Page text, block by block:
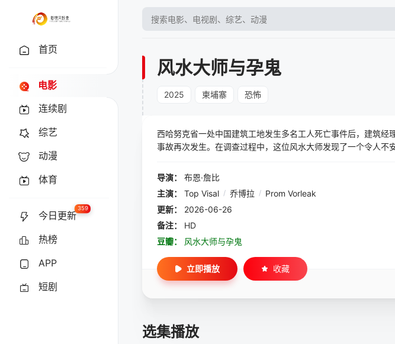
首页
电影
连续剧
综艺
动漫
体育
今日更新
359
热榜
APP
短剧
风水大师与孕鬼
2025 柬埔寨 恐怖
西哈努克省一处中国建筑工地发生多名工人死亡事件后，建筑
事故再次发生。在调查过程中，这位风水大师发现了一个令人
女鬼的方法。
导演：
布恩·詹比
主演：
Top Visal / 乔博拉 / Prom Vorleak
更新：
2026-06-26
备注：
HD
豆瓣：
风水大师与孕鬼
立即播放 收藏
选集播放